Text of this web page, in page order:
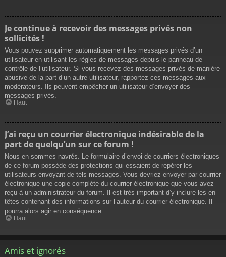
Je continue à recevoir des messages privés non
sollicités !
Vous pouvez supprimer automatiquement les messages privés d’un
utilisateur en utilisant les règles de messages depuis le panneau de
contrôle de l’utilisateur. Si vous recevez des messages privés de manière
abusive de la part d’un autre utilisateur, rapportez ces messages aux
modérateurs. Ils peuvent empêcher un utilisateur d’envoyer des
messages privés.
Haut
J’ai reçu un courrier électronique indésirable de la
part de quelqu’un sur ce forum !
Nous en sommes navrés. Le formulaire d’envoi de courriers électroniques
de ce forum possède des protections qui essaient de repérer les
utilisateurs envoyant de tels messages. Vous devriez envoyer par courrier
électronique une copie complète du courrier électronique que vous avez
reçu à un administrateur du forum. Il est très important d’y inclure les en-
têtes contenant des informations sur l’auteur du courrier électronique. Il
pourra alors agir en conséquence.
Haut
Amis et ignorés